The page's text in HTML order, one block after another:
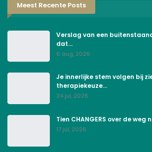
Meest Recente Posts
Verslag van een
dat…
6 aug, 2026
Je innerlijke stem volgen bij
therapiekeuze…
24 jul, 2026
Tien CHANGERS over de weg
17 jul, 2026